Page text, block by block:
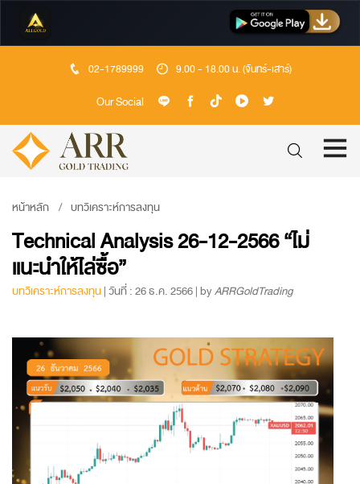
02-1789999 9.00 - 18.00 น. (จันทร์-เสาร์)
Our Social
หน้าหลัก บทวิเคราะห์การลงทุน
Technical Analysis 26-12-2566 “ไม่
แนะนำให้ไล่ซื้อ”
บทวิเคราะห์การลงทุน| วันที่ : 26 ธ.ค. 2566 | byARRGoldTrading